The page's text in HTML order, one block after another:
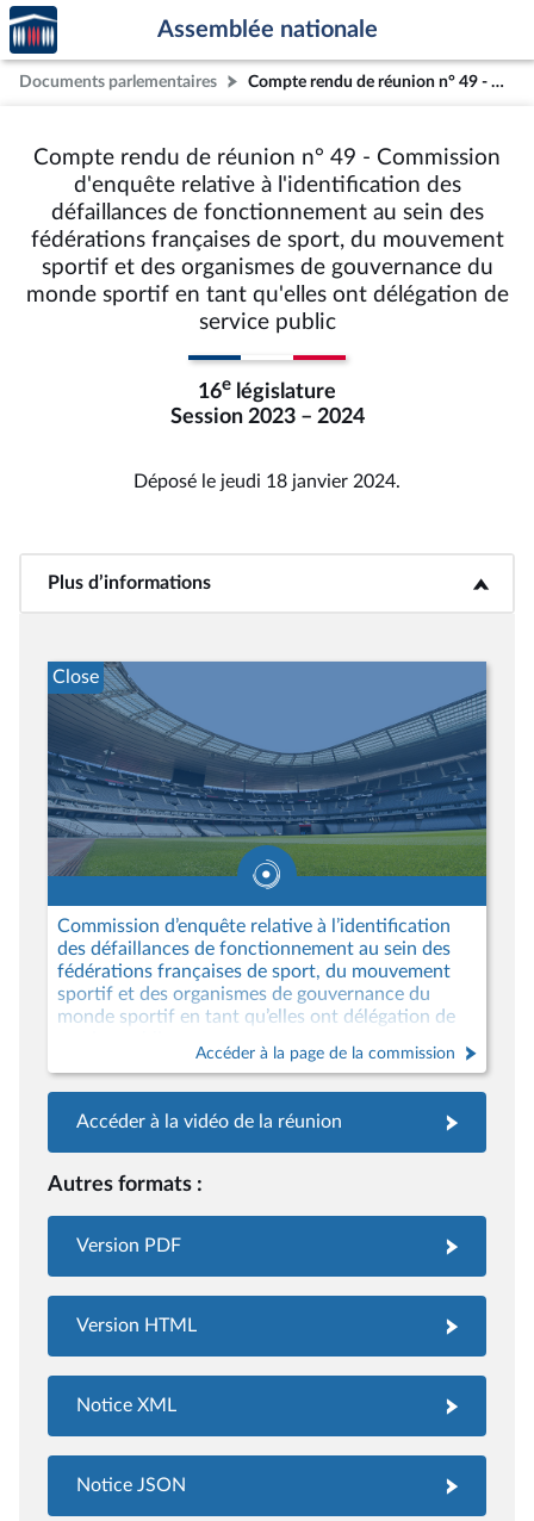
Aller au contenu
Aller en bas de la page
Accèder
à la
page
d'accueil
Assemblée nationale
Documents parlementaires Compte rendu de réunion n° 49 - Commission d'enquête relative à l'identification des défaillances de fonctionnement au sein des fédérations françaises de sport, du mouvement sportif et des organismes de gouvernance du monde sportif en tant qu'elles ont délégation de service public
Compte rendu de réunion n° 49 - Commission
d'enquête relative à l'identification des
défaillances de fonctionnement au sein des
fédérations françaises de sport, du mouvement
sportif et des organismes de gouvernance du
monde sportif en tant qu'elles ont délégation de
service public
16e législature
Session 2023 – 2024
Déposé le jeudi 18 janvier 2024.
Plus d’informations<b>Plus d’informations</b>
Commission d’enquête relative à l’identification
des défaillances de fonctionnement au sein des
fédérations françaises de sport, du mouvement
sportif et des organismes de gouvernance du
monde sportif en tant qu’elles ont délégation de
Accéder à la page de la commission
Close
Accéder à la vidéo de la réunion
Autres formats :
Version PDF
Version HTML
Notice XML
Notice JSON